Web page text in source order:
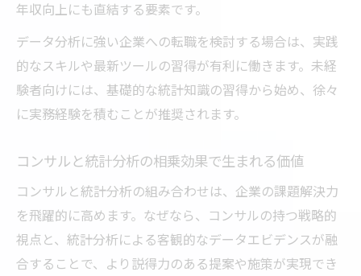
年収向上にも直結する要素です。
データ分析に強い企業への転職を検討する場合は、実践
的なスキルや最新ツールの習得が有利に働きます。未経
験者向けには、基礎的な統計知識の習得から始め、徐々
に実務経験を積むことが推奨されます。
コンサルと統計分析の相乗効果で生まれる価値
コンサルと統計分析の組み合わせは、企業の課題解決力
を飛躍的に高めます。なぜなら、コンサルの持つ戦略的
視点と、統計分析による客観的なデータエビデンスが融
合することで、より説得力のある提案や施策が実現でき